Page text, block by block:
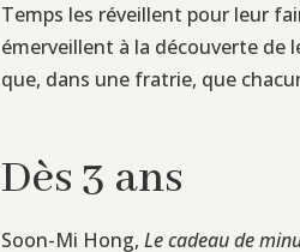
Temps les réveillent pour leur
émerveillent à la découverte de
que, dans une fratrie, que
Dès 3 ans
Soon-Mi Hong,Le cadeau de